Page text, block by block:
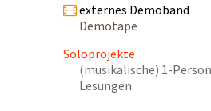
externes Demoband
Demotape
Soloprojekte
(musikalische) 1-
Lesungen